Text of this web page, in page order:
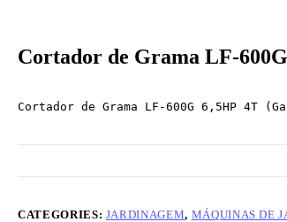
Cortador de Grama LF-
Cortador de Grama LF-600G 6,5HP 4T
CATEGORIES: JARDINAGEM, MÁQUINAS DE